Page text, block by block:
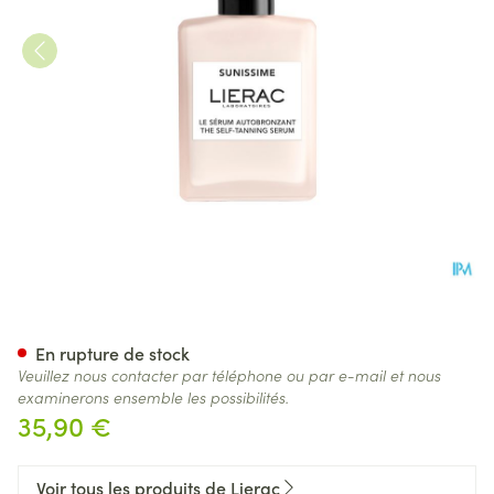
35,90 €
En rupture de stock
Veuillez nous contacter par téléphone ou par e-mail et nous
examinerons ensemble les possibilités.
Voir tous les produits de Lierac